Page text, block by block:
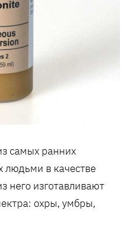
самых ранних
людьми в качестве
него изготавливают
охры, умбры,